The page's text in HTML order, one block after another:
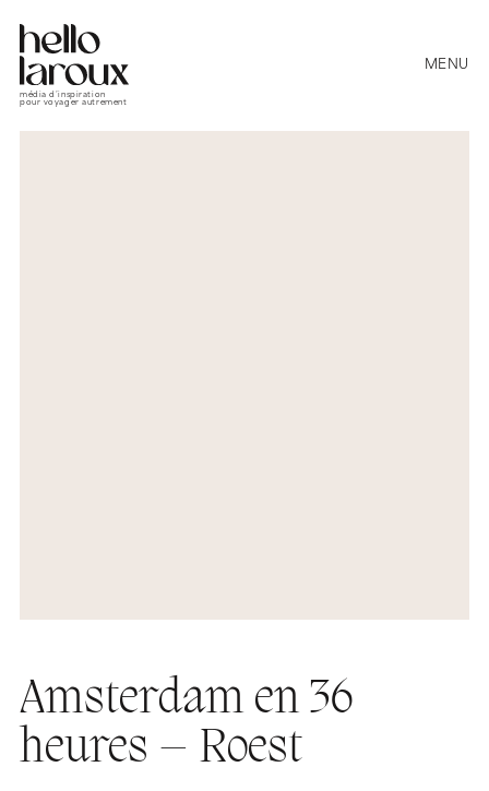
média d’inspiration
pour voyager autrement
MENU
Amsterdam en 36
heures – Roest